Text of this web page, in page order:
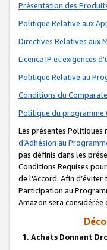
Présentation des
Politique Relative aux
Directives Relatives aux
Licence IP et exigences
Politique Relative au
Conditions du
Politique du programme
Les présentes Politiques
d’Adhésion au
pas définis dans les
Conditions Requises
de l'Accord. Afin
Participation au
Amazon sera
1. Achats Donnant